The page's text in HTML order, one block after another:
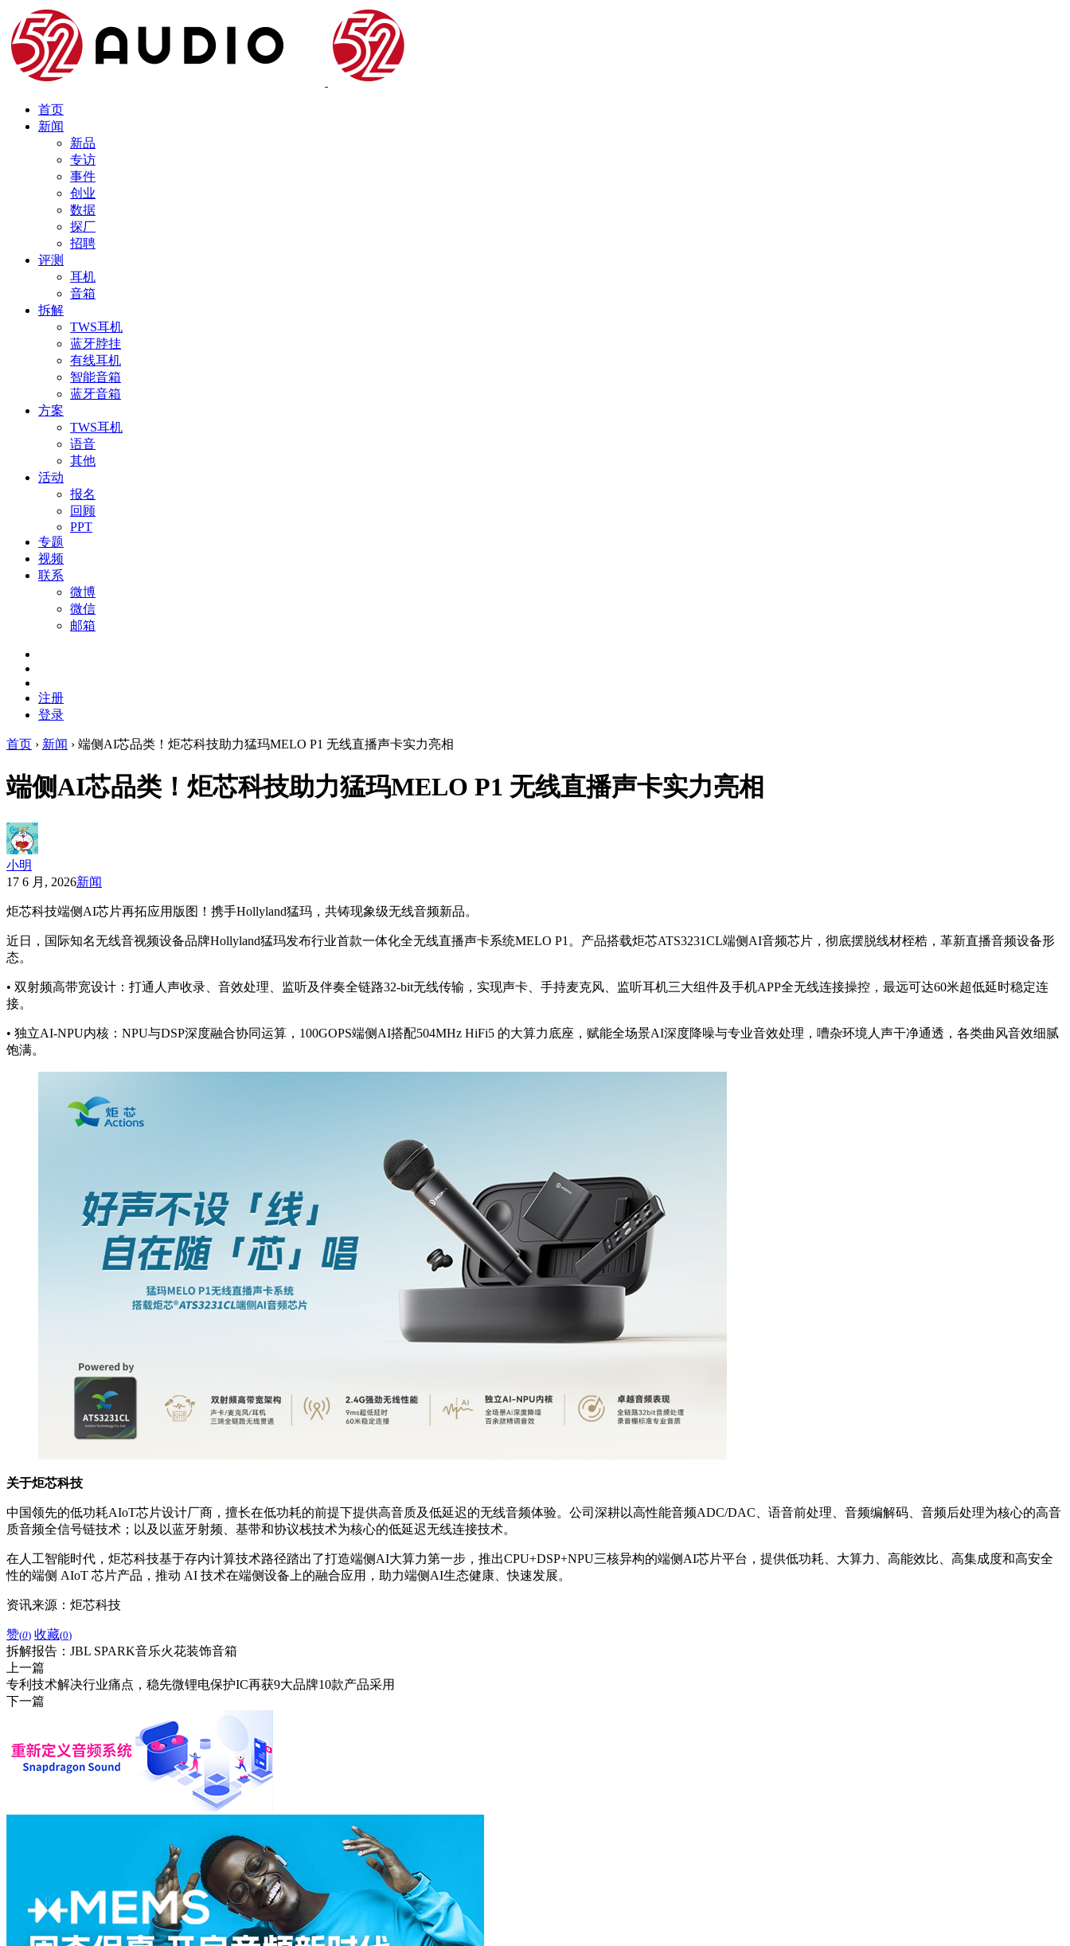
首页
新闻
新品
专访
事件
创业
数据
探厂
招聘
评测
耳机
音箱
拆解
TWS耳机
蓝牙脖挂
有线耳机
智能音箱
蓝牙音箱
方案
TWS耳机
语音
其他
活动
报名
回顾
PPT
专题
视频
联系
微博
微信
邮箱
注册
登录
首页 › 新闻 › 端侧AI芯品类！炬芯科技助力猛玛MELO P1 无线直播声卡实力亮相
端侧AI芯品类！炬芯科技助力猛玛MELO P1 无线直播声卡实力亮相
小明
17 6 月, 2026新闻
炬芯科技端侧AI芯片再拓应用版图！携手Hollyland猛玛，共铸现象级无线音频新品。
近日，国际知名无线音视频设备品牌Hollyland猛玛发布行业首款一体化全无线直播声卡系统MELO P1。产品搭载炬芯ATS3231CL端侧AI音频芯片，彻底摆脱线材桎梏，革新直播音频设备形
态。
• 双射频高带宽设计：打通人声收录、音效处理、监听及伴奏全链路32-bit无线传输，实现声卡、手持麦克风、监听耳机三大组件及手机APP全无线连接操控，最远可达60米超低延时稳定连
接。
• 独立AI-NPU内核：NPU与DSP深度融合协同运算，100GOPS端侧AI搭配504MHz HiFi5 的大算力底座，赋能全场景AI深度降噪与专业音效处理，嘈杂环境人声干净通透，各类曲风音效细腻
饱满。
关于炬芯科技
中国领先的低功耗AIoT芯片设计厂商，擅长在低功耗的前提下提供高音质及低延迟的无线音频体验。公司深耕以高性能音频ADC/DAC、语音前处理、音频编解码、音频后处理为核心的高音
质音频全信号链技术；以及以蓝牙射频、基带和协议栈技术为核心的低延迟无线连接技术。
在人工智能时代，炬芯科技基于存内计算技术路径踏出了打造端侧AI大算力第一步，推出CPU+DSP+NPU三核异构的端侧AI芯片平台，提供低功耗、大算力、高能效比、高集成度和高安全
性的端侧 AIoT 芯片产品，推动 AI 技术在端侧设备上的融合应用，助力端侧AI生态健康、快速发展。
资讯来源：炬芯科技
赞(0) 收藏(0)
拆解报告：JBL SPARK音乐火花装饰音箱
上一篇
专利技术解决行业痛点，稳先微锂电保护IC再获9大品牌10款产品采用
下一篇